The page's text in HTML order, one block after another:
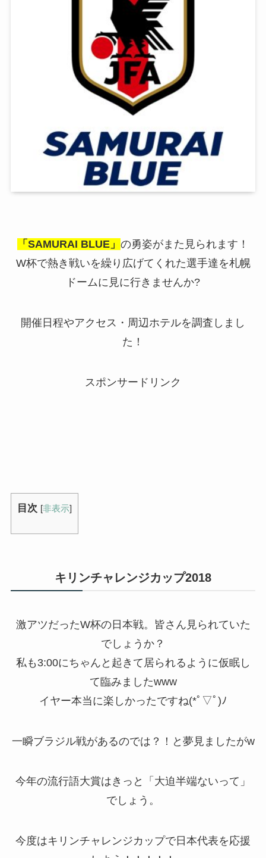
「SAMURAI BLUE」 の勇姿がまた見られます！
W杯で熱き戦いを繰り広げてくれた選手達を札幌
ドームに見に行きませんか?
開催日程やアクセス・周辺ホテルを調査しまし
た！
スポンサードリンク
目次 [非表示]
キリンチャレンジカップ2018
激アツだったW杯の日本戦。皆さん見られていた
でしょうか？
私も3:00にちゃんと起きて居られるように仮眠し
て臨みましたwww
イヤー本当に楽しかったですね(*ﾟ▽ﾟ)ﾉ
一瞬ブラジル戦があるのでは？！と夢見ましたがw
今年の流行語大賞はきっと「大迫半端ないって」
でしょう。
今度はキリンチャレンジカップで日本代表を応援